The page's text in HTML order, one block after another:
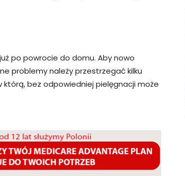
po powrocie do domu. Aby nowo
problemy należy przestrzegać kilku
bez odpowiedniej pielęgnacji może